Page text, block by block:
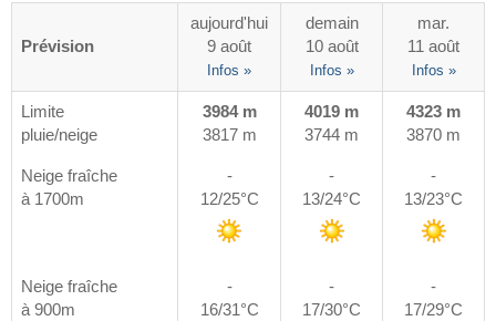
Prévision
aujourd'hui
9 août
Infos »
demain
10 août
Infos »
mar.
11 août
Infos »
Limite
pluie/neige
3984 m
3817 m
4019 m
3744 m
4323 m
3870 m
Neige fraîche
à 1700m
-
12/25°C
-
13/24°C
-
13/23°C
Neige fraîche
à 900m
-
16/31°C
-
17/30°C
-
17/29°C